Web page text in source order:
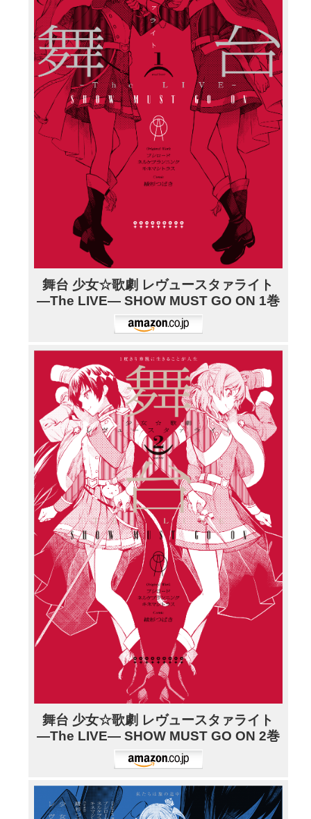
舞台 少女☆歌劇 レヴュースタァライト
―The LIVE― SHOW MUST GO ON 1巻
舞台 少女☆歌劇 レヴュースタァライト
―The LIVE― SHOW MUST GO ON 2巻